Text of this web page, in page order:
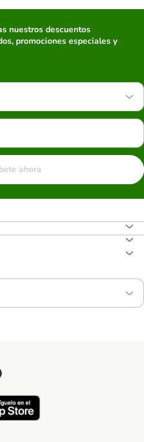
nuestros descuentos
promociones especiales y
ahora